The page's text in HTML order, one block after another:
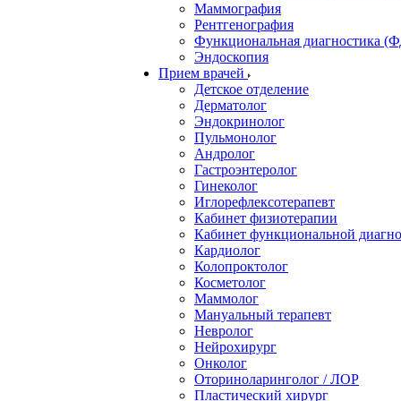
Маммография
Рентгенография
Функциональная диагностика
Эндоскопия
Прием врачей
Детское отделение
Дерматолог
Эндокринолог
Пульмонолог
Андролог
Гастроэнтеролог
Гинеколог
Иглорефлексотерапевт
Кабинет физиотерапии
Кабинет функциональной
Кардиолог
Колопроктолог
Косметолог
Маммолог
Мануальный терапевт
Невролог
Нейрохирург
Онколог
Оториноларинголог / ЛОР
Пластический хирург